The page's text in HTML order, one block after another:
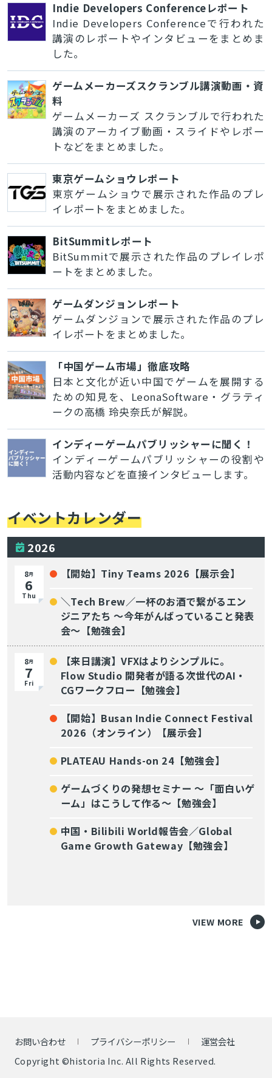
Indie Developers Conferenceレポート
Indie Developers Conferenceで行われた
講演のレポートやインタビューをまとめま
した。
ゲームメーカーズスクランブル講演動画・資
料
ゲームメーカーズ スクランブルで行われた
講演のアーカイブ動画・スライドやレポー
トなどをまとめました。
東京ゲームショウレポート
東京ゲームショウで展示された作品のプレ
イレポートをまとめました。
BitSummitレポート
BitSummitで展示された作品のプレイレポ
ートをまとめました。
ゲームダンジョンレポート
ゲームダンジョンで展示された作品のプレ
イレポートをまとめました。
「中国ゲーム市場」徹底攻略
日本と文化が近い中国でゲームを展開する
ための知見を、LeonaSoftware・グラティ
ークの高橋 玲央奈氏が解説。
インディーゲームパブリッシャーに聞く！
インディーゲームパブリッシャーの役割や
活動内容などを直接インタビューします。
イベントカレンダー
2026
8月
6
Thu
【開始】Tiny Teams 2026【展示会】
＼Tech Brew／一杯のお酒で繋がるエン
ジニアたち 〜今年がんばっていること発表
会〜【勉強会】
8月
7
Fri
【来日講演】VFXはよりシンプルに。
Flow Studio 開発者が語る次世代のAI・
CGワークフロー【勉強会】
【開始】Busan Indie Connect Festival
2026（オンライン）【展示会】
PLATEAU Hands-on 24【勉強会】
ゲームづくりの発想セミナー ～「面白いゲ
ーム」はこうして作る～【勉強会】
中国・Bilibili World報告会／Global
Game Growth Gateway【勉強会】
VIEW MORE
お問い合わせ プライバシーポリシー
運営会社
Copyright ©historia Inc. All Rights Reserved.